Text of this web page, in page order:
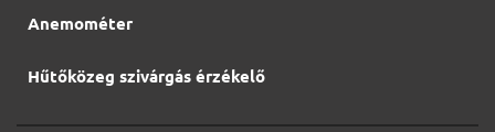
Anemométer
Hűtőközeg szivárgás érzékelő